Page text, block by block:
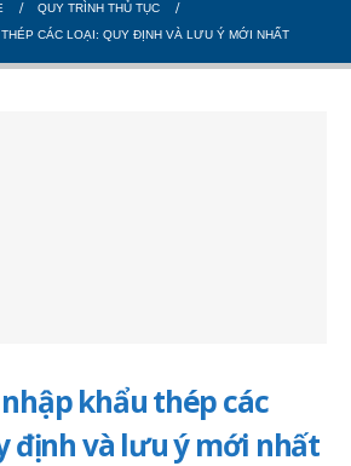
QUY TRÌNH THỦ TỤC
CÁC LOẠI: QUY ĐỊNH VÀ LƯU Ý MỚI NHẤT
khẩu thép các
định và lưu ý mới nhất